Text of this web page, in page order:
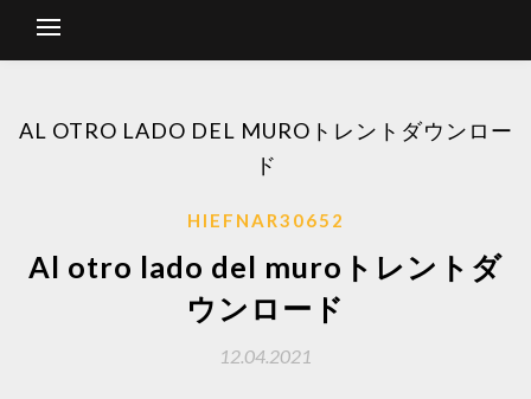
AL OTRO LADO DEL MUROトレントダウンロー
ド
HIEFNAR30652
Al otro lado del muroトレントダ
ウンロード
12.04.2021